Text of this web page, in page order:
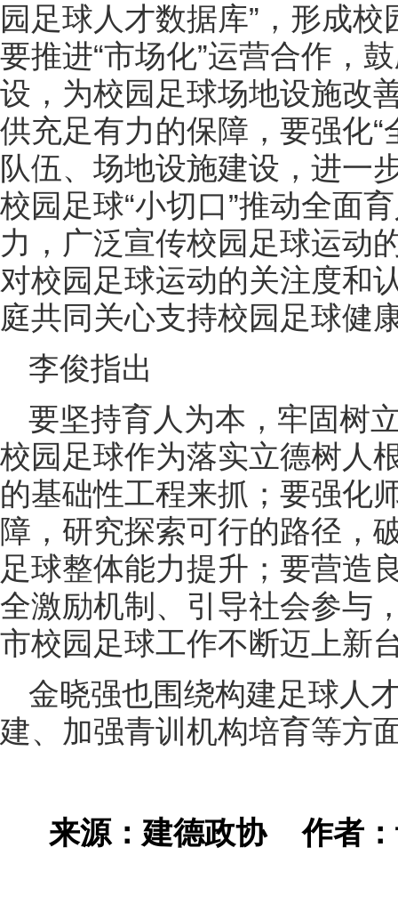
园足球人才数据库”，形成
要推进“市场化”运营合作，
设，为校园足球场地设施改
供充足有力的保障，要强化
队伍、场地设施建设，进一
校园足球“小切口”推动全面
力，广泛宣传校园足球运动
对校园足球运动的关注度和
庭共同关心支持校园足球健
李俊指出
要坚持育人为本，牢固树
校园足球作为落实立德树人
的基础性工程来抓；要强化
障，研究探索可行的路径，
足球整体能力提升；要营造
全激励机制、引导社会参与
市校园足球工作不断迈上新
金晓强也围绕构建足球人
建、加强青训机构培育等方
来源：建德政协作者